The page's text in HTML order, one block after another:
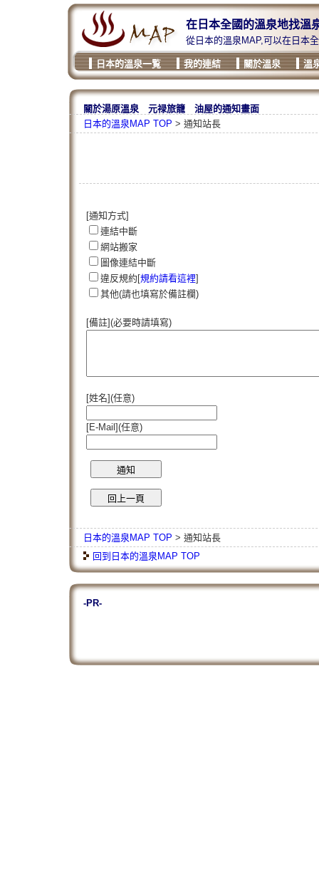
在日本全國的溫泉地找溫
從日本的溫泉MAP,可以在日本
日本的溫泉一覧 我的連結 關於溫泉 溫
關於湯原溫泉 元禄旅籠 油屋的通知畫面
日本的溫泉MAP TOP > 通知站長
[通知方式]
連結中斷
網站搬家
圖像連結中斷
違反規約[規約請看這裡]
其他(請也填寫於備註欄)
[備註](必要時請填寫)
[姓名](任意)
[E-Mail](任意)
日本的溫泉MAP TOP > 通知站長
回到日本的溫泉MAP TOP
-PR-